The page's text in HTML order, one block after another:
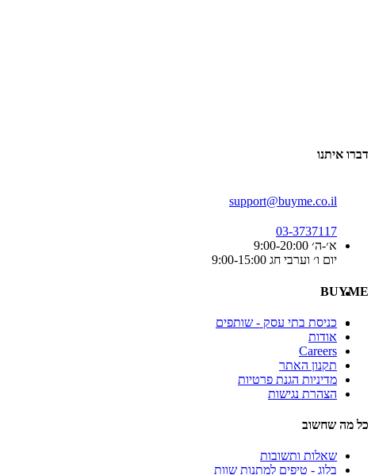
דברו איתנו
support@buyme.co.il
03-3737117
א׳-ה׳ 9:00-20:00
יום ו׳ וערבי חג 9:00-15:00
BUYME
כניסת בתי עסק - שותפים
אודות
Careers
תקנון האתר
מדיניות הגנת פרטיות
הצהרת נגישות
כל מה שחשוב
שאלות ותשובות
בלוג - טיפים למתנות שוות